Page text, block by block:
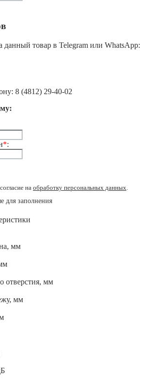
данный товар в Telegram или WhatsApp:
8 (4812) 29-40-02
*:
на обработку персональных данных.
для заполнения
мм
отверстия, мм
мм